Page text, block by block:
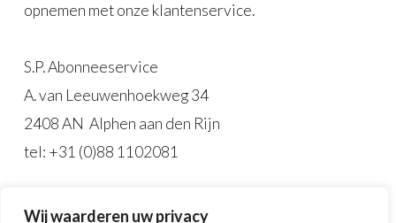
Wij waarderen uw privacy
opnemen met onze klantenservice.
S.P. Abonneeservice
A. van Leeuwenhoekweg 34
2408 AN Alphen aan den Rijn
tel: +31 (0)88 1102081
Bekijk hieronze algemene voorwaarden aangaande